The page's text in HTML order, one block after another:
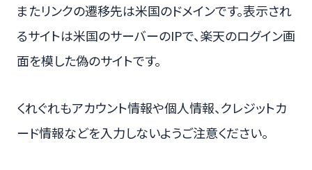
またリンクの遷移先は米国のドメインです。表示され
るサイトは米国のサーバーのIPで、楽天のログイン画
面を模した偽のサイトです。
くれぐれもアカウント情報や個人情報、クレジットカ
ード情報などを入力しないようご注意ください。